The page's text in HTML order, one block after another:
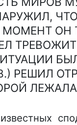
МОМЕНТ
РЕШИЛ